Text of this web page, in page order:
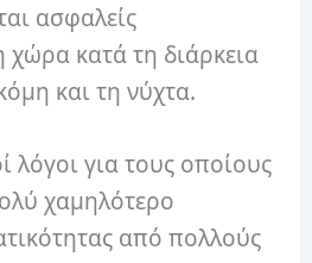
ασφαλείς
κατά τη διάρκεια
και τη νύχτα.
λόγοι για τους οποίους
χαμηλότερο
από πολλούς